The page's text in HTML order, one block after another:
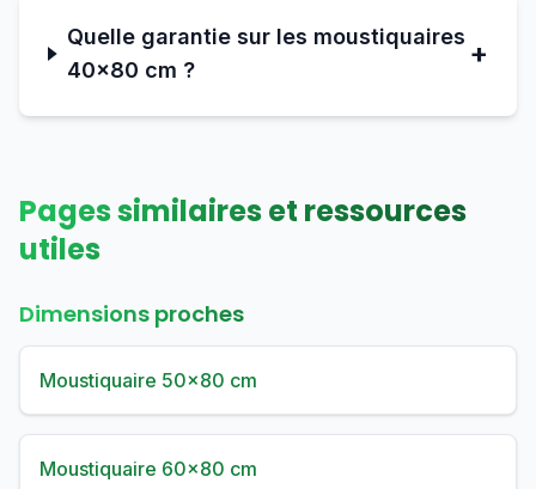
Quelle garantie sur les moustiquaires
40×80 cm ?
+
Pages similaires et ressources
utiles
Dimensions proches
Moustiquaire 50×80 cm
Moustiquaire 60×80 cm